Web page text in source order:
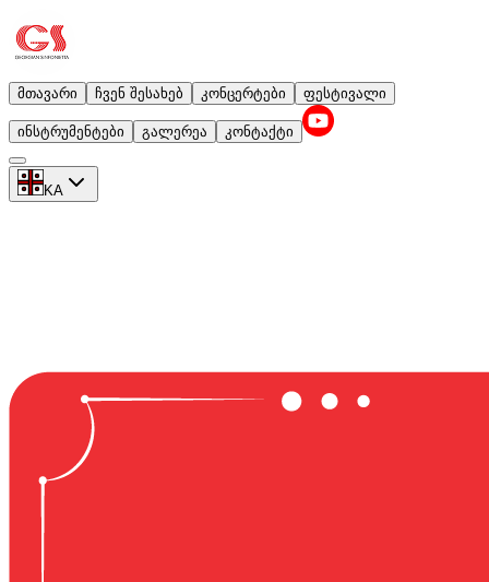
მთავარი ჩვენ შესახებ კონცერტები ფესტივალი
ინსტრუმენტები გალერეა კონტაქტი
KA